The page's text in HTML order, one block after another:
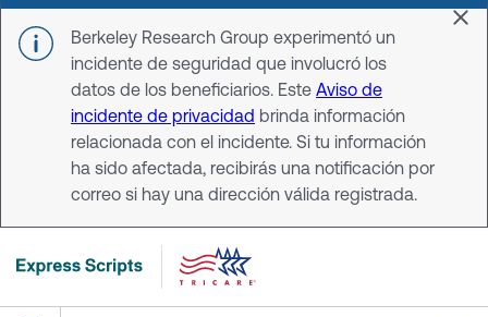
Skip to main content
Berkeley Research Group experimentó un
incidente de seguridad que involucró los
datos de los beneficiarios. Este Aviso de
incidente de privacidad brinda información
relacionada con el incidente. Si tu información
ha sido afectada, recibirás una notificación por
correo si hay una dirección válida registrada.